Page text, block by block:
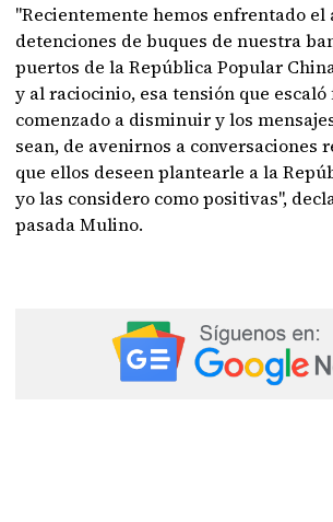
"Recientemente hemos enfrentado el
detenciones de buques de nuestra
puertos de la República Popular
y al raciocinio, esa tensión que
comenzado a disminuir y los
sean, de avenirnos a conversaciones
que ellos deseen plantearle a la
yo las considero como positivas",
pasada Mulino.